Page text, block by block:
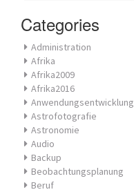
Categories
Administration
Afrika
Afrika2009
Afrika2016
Anwendungsentwicklung
Astrofotografie
Astronomie
Audio
Backup
Beobachtungsplanung
Beruf